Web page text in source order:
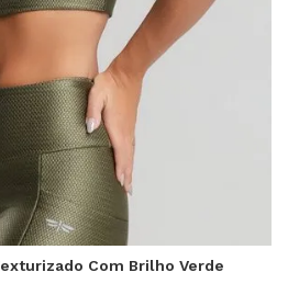
Com Brilho Verde